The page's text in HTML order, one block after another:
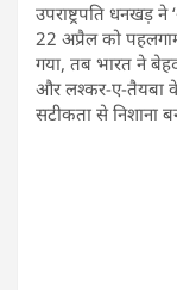
उपराष्ट्रपति धनखड़
22 अप्रैल को
गया, तब भारत ने
और लश्कर-ए-तैयबा
सटीकता से निशाना